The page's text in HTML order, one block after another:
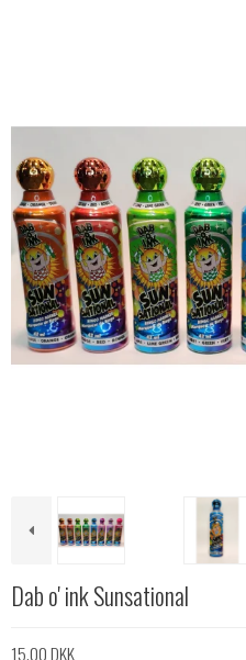
Dab o' ink Sunsational
15,00 DKK